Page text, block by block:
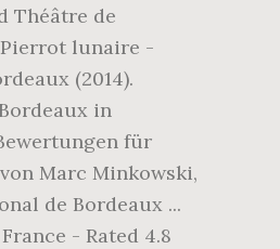
Théâtre de
Pierrot lunaire -
(2014).
in
für
Marc Minkowski,
de Bordeaux ...
- Rated 4.8